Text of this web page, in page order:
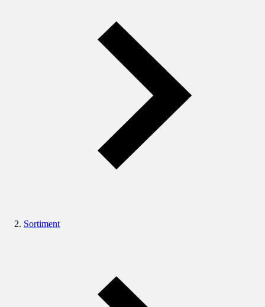
Sortiment